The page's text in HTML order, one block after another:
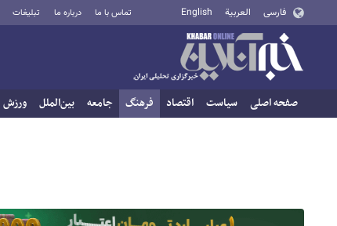
فارسی العربية English تماس با ما درباره ما تبلیغات
صفحه اصلی سیاست اقتصاد فرهنگ جامعه بین‌الملل ورزش